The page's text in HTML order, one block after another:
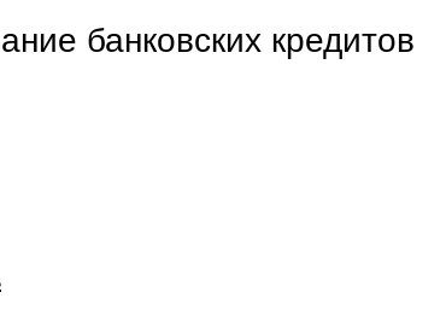
банковских кредитов